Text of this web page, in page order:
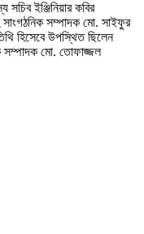
ইঞ্জিনিয়ার কবির
সম্পাদক মো. সাইফুর
হিসেবে উপস্থিত ছিলেন
সম্পাদক মো. তোফাজ্জল